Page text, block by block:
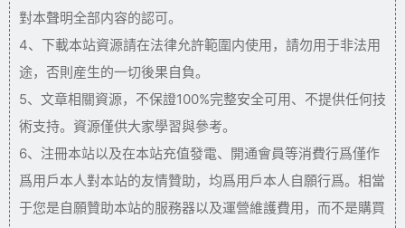
對本聲明全部内容的認可。
4、下載本站資源請在法律允許範圍内使用，請勿用于非法用
途，否則産生的一切後果自負。
5、文章相關資源，不保證100%完整安全可用、不提供任何技
術支持。資源僅供大家學習與參考。
6、注冊本站以及在本站充值發電、開通會員等消費行爲僅作
爲用戶本人對本站的友情贊助，均爲用戶本人自願行爲。相當
于您是自願贊助本站的服務器以及運營維護費用，而不是購買